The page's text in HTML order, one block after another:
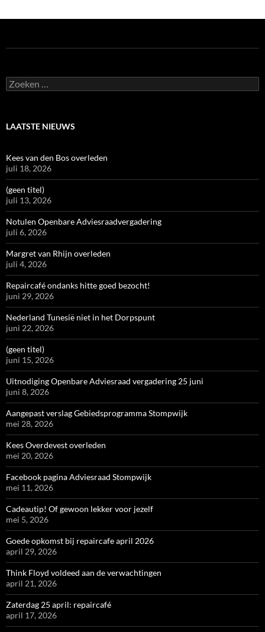
Zoeken
naar:
LAATSTE NIEUWS
Kees van den Bos overleden
juli 18, 2026
(geen titel)
juli 13, 2026
Notulen Openbare Adviesraadvergadering
juli 6, 2026
Margret van Rhijn overleden
juli 4, 2026
Repaircafé ondanks hitte goed bezocht!
juni 29, 2026
Nederland Tunesië niet in het Dorpspunt
juni 22, 2026
(geen titel)
juni 15, 2026
Uitnodiging Openbare Adviesraad vergadering 25 juni
juni 8, 2026
Aangepast verslag Gebiedsprogramma Stompwijk
mei 28, 2026
Kees Overdevest overleden
mei 20, 2026
Facebook pagina Adviesraad Stompwijk
mei 11, 2026
Cadeautip! Of gewoon lekker voor jezelf
mei 5, 2026
Goede opkomst bij repaircafe april 2026
april 29, 2026
Think Floyd voldeed aan de verwachtingen
april 21, 2026
Zaterdag 25 april: repaircafé
april 17, 2026